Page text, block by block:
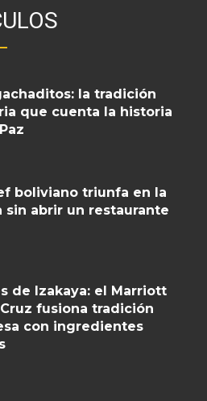
la tradición
que cuenta la historia
boliviano triunfa en la
sin abrir un restaurante
de Izakaya: el Marriott
fusiona tradición
con ingredientes